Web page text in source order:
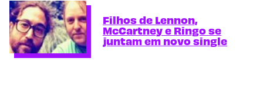
Filhos de Lennon,
McCartney e Ringo se
juntam em novo single